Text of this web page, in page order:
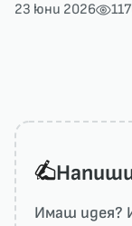
23 юни 2026
Имаш идея?